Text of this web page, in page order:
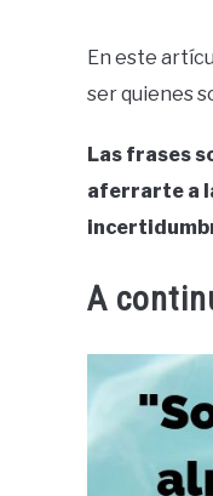
En este
ser quienes
Las frases
aferrarte a
A